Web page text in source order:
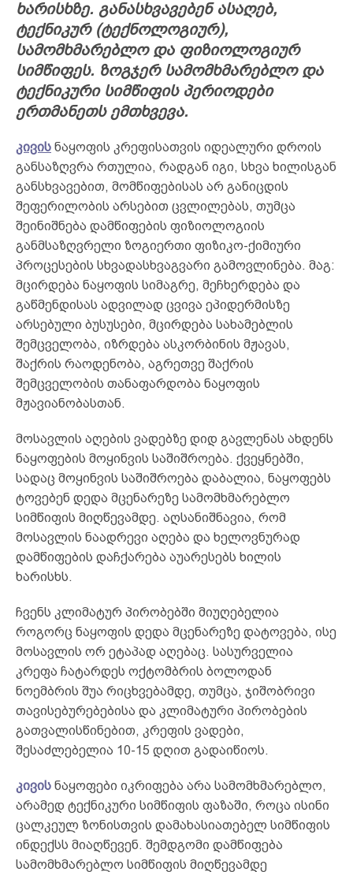
ხარისხზე. განასხვავებენ ასაღებ,
ტექნიკურ (ტექნოლოგიურ),
სამომხმარებლო და ფიზიოლოგიურ
სიმწიფეს. ზოგჯერ სამომხმარებლო და
ტექნიკური სიმწიფის პერიოდები
ერთმანეთს ემთხვევა.
კივის ნაყოფის კრეფისათვის იდეალური დროის
განსაზღვრა რთულია, რადგან იგი, სხვა ხილისგან
განსხვავებით, მომწიფებისას არ განიცდის
შეფერილობის არსებით ცვლილებას, თუმცა
შეინიშნება დამწიფების ფიზიოლოგიის
განმსაზღვრელი ზოგიერთი ფიზიკო-ქიმიური
პროცესების სხვადასხვაგვარი გამოვლინება. მაგ:
მცირდება ნაყოფის სიმაგრე, მეჩხერდება და
გაწმენდისას ადვილად ცვივა ეპიდერმისზე
არსებული ბუსუსები, მცირდება სახამებლის
შემცველობა, იზრდება ასკორბინის მჟავას,
შაქრის რაოდენობა, აგრეთვე შაქრის
შემცველობის თანაფარდობა ნაყოფის
მჟავიანობასთან.
მოსავლის აღების ვადებზე დიდ გავლენას ახდენს
ნაყოფების მოყინვის საშიშროება. ქვეყნებში,
სადაც მოყინვის საშიშროება დაბალია, ნაყოფებს
ტოვებენ დედა მცენარეზე სამომხმარებლო
სიმწიფის მიღწევამდე. აღსანიშნავია, რომ
მოსავლის ნაადრევი აღება და ხელოვნურად
დამწიფების დაჩქარება აუარესებს ხილის
ხარისხს.
ჩვენს კლიმატურ პირობებში მიუღებელია
როგორც ნაყოფის დედა მცენარეზე დატოვება, ისე
მოსავლის ორ ეტაპად აღებაც. სასურველია
კრეფა ჩატარდეს ოქტომბრის ბოლოდან
ნოემბრის შუა რიცხვებამდე, თუმცა, ჯიშობრივი
თავისებურებებისა და კლიმატური პირობების
გათვალისწინებით, კრეფის ვადები,
შესაძლებელია 10-15 დღით გადაიწიოს.
კივის ნაყოფები იკრიფება არა სამომხმარებლო,
არამედ ტექნიკური სიმწიფის ფაზაში, როცა ისინი
ცალკეულ ზონისთვის დამახასიათებელ სიმწიფის
ინდექსს მიაღწევენ. შემდგომი დამწიფება
სამომხმარებლო სიმწიფის მიღწევამდე